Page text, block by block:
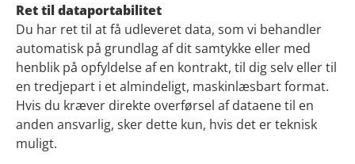
Ret til dataportabilitet
Du har ret til at få udleveret data, som vi behandler
automatisk på grundlag af dit samtykke eller med
henblik på opfyldelse af en kontrakt, til dig selv eller til
en tredjepart i et almindeligt, maskinlæsbart format.
Hvis du kræver direkte overførsel af dataene til en
anden ansvarlig, sker dette kun, hvis det er teknisk
muligt.